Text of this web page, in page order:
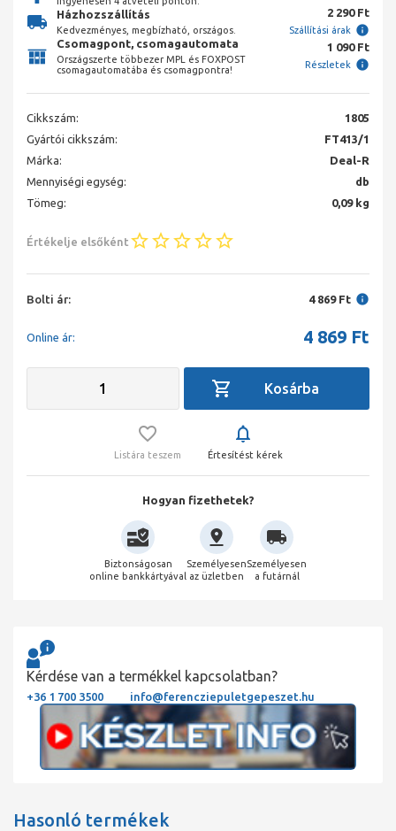
Házhozszállítás
Kedvezményes, megbízható, országos.
2 290 Ft
Szállítási árak
Csomagpont, csomagautomata
Országszerte többezer MPL és FOXPOST
csomagautomatába és csomagpontra!
1 090 Ft
Részletek
Cikkszám:
1805
Gyártói cikkszám:
FT413/1
Márka:
Deal-R
Mennyiségi egység:
db
Tömeg:
0,09 kg
Értékelje elsőként
Bolti ár: 4 869 Ft
Online ár: 4 869 Ft
Listára teszem Értesítést kérek
Hogyan fizethetek?
Biztonságosan
online bankkártyával
Személyesen
az üzletben
Személyesen
a futárnál
Kérdése van a termékkel kapcsolatban?
+36 1 700 3500 info@ferencziepuletgepeszet.hu
Hasonló termékek